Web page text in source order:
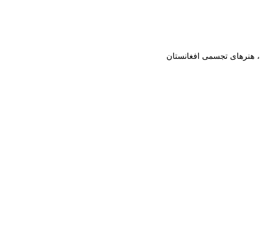
هنرهای تجسمی افغانستان